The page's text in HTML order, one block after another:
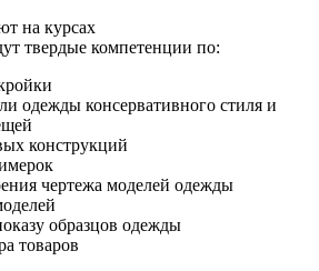
на курсах
твердые компетенции по:
одежды консервативного стиля и
конструкций
чертежа моделей одежды
образцов одежды
товаров